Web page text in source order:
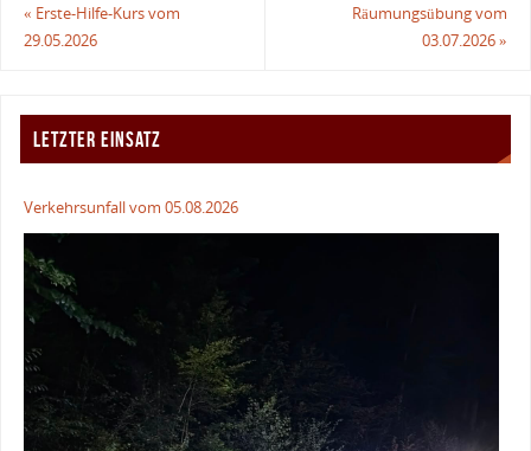
« Erste-Hilfe-Kurs vom
29.05.2026
Räumungsübung vom
03.07.2026»
LETZTER EINSATZ
Verkehrsunfall vom 05.08.2026